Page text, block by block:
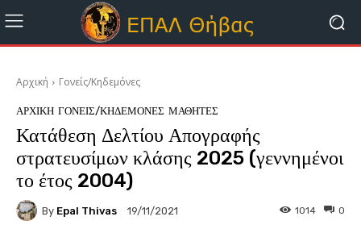
Αρχική Γονείς/Κηδεμόνες
ΑΡΧΙΚΗ ΓΟΝΕΊΣ/ΚΗΔΕΜΌΝΕΣ ΜΑΘΗΤΈΣ
Κατάθεση Δελτίου Απογραφής
στρατευσίμων κλάσης 2025 (γεννημένοι
το έτος 2004)
By Epal Thivas 19/11/2021 0
1014